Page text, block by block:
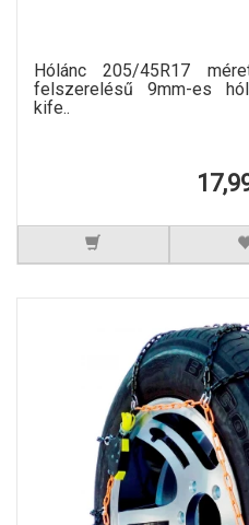
Hólánc 205/45R17
felszerelésű 9mm-es
kife..